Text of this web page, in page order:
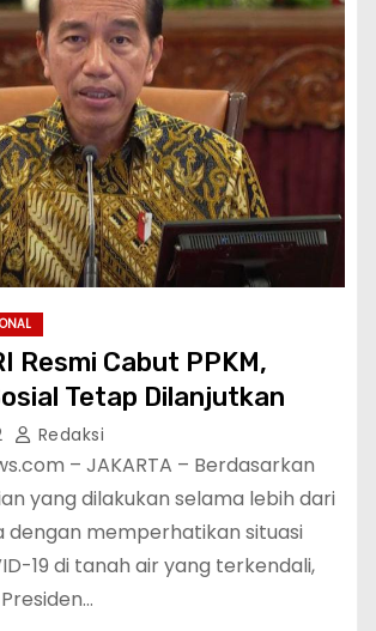
Resmi Cabut PPKM,
Tetap Dilanjutkan
Redaksi
– JAKARTA – Berdasarkan
yang dilakukan selama lebih dari
dengan memperhatikan situasi
19 di tanah air yang terkendali,